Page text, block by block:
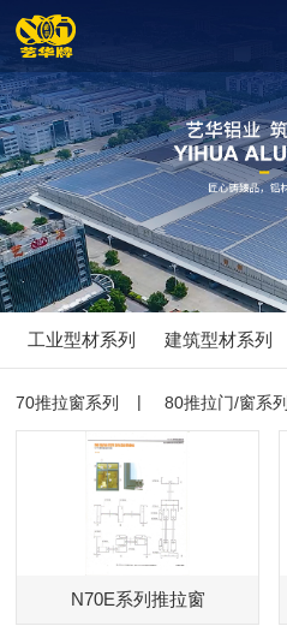
工业型材系列 建筑型材系列
70推拉窗系列 80推拉门/窗系列
N70E系列推拉窗